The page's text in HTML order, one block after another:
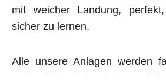
mit weicher Landung,
sicher zu lernen.
Alle unsere Anlagen werden
und auf ihre
Sicherheit geprüft.